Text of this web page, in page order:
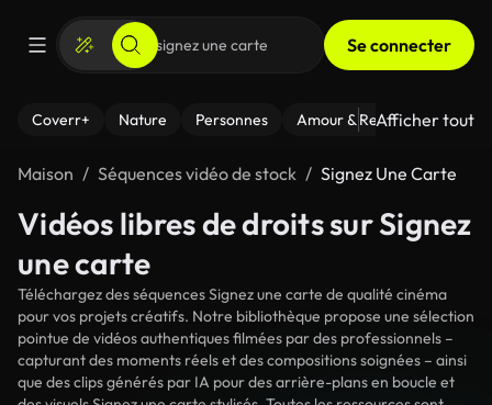
Se connecter
Coverr+ Nature Personnes Amour & Relations Le
Afficher tout
Maison Séquences vidéo de stock Signez Une Carte
Vidéos libres de droits sur Signez
une carte
Téléchargez des séquences Signez une carte de qualité cinéma
pour vos projets créatifs. Notre bibliothèque propose une sélection
pointue de vidéos authentiques filmées par des professionnels –
capturant des moments réels et des compositions soignées – ainsi
que des clips générés par IA pour des arrière-plans en boucle et